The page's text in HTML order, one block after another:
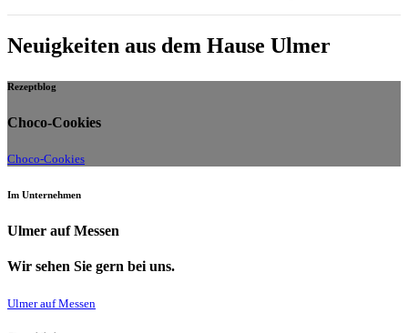
Neuigkeiten aus dem Hause Ulmer
Rezeptblog
Choco-Cookies
Choco-Cookies
Im Unternehmen
Ulmer auf Messen
Wir sehen Sie gern bei uns.
Ulmer auf Messen